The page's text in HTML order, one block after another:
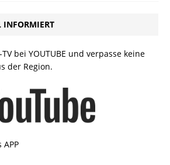
INFORMIERT
bei YOUTUBE und verpasse keine
der Region.
APP